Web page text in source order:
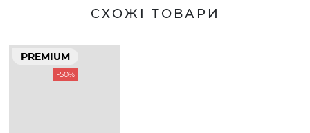
СХОЖІ ТОВАРИ
PREMIUM
-50%